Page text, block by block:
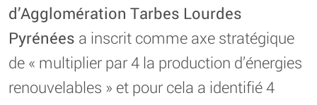
d’Agglomération Tarbes Lourdes
Pyrénées a inscrit comme axe stratégique
de « multiplier par 4 la production d’énergies
renouvelables » et pour cela a identifié 4